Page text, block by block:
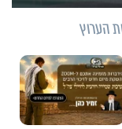
הערוץ